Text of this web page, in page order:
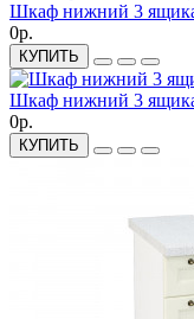
Шкаф нижний 3
0р.
КУПИТЬ
Шкаф нижний 3
0р.
КУПИТЬ